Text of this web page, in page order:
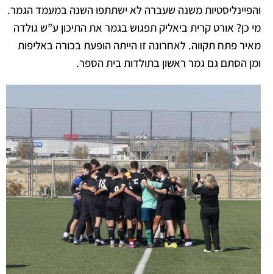
והפיינליסטיות משנה שעברה לא ישתתפו השנה במעמד הגמר.
מי כן? אורט קרית ביאליק תפגוש בגמר את התיכון ע”ש גולדה
מאיר פתח תקווה. לאחרונה זו הייתה הופעת בכורה באליפות
ומן הסתם גם גמר ראשון בתולדות בית הספר.